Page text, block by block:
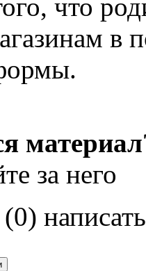
что
в
за него
(0) написать